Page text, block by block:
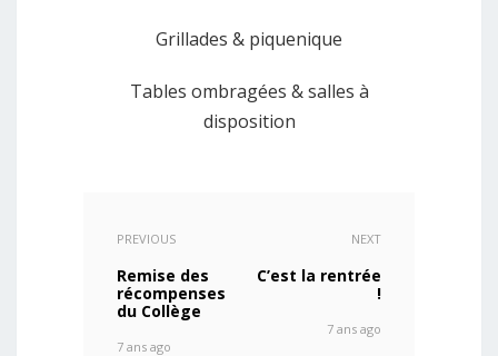
Grillades & piquenique
Tables ombragées & salles à
disposition
PREVIOUS
Remise des
récompenses
du Collège
7 ans ago
NEXT
C’est la rentrée
!
7 ans ago